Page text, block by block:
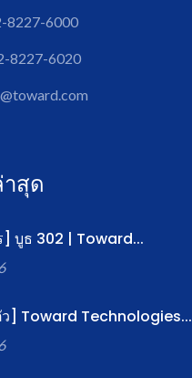
8227-6000
8227-6020
สุด
บูธ 302 | Toward...
ว] Toward Technologies...